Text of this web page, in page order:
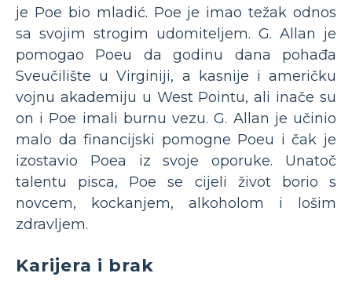
je Poe bio mladić. Poe je imao težak odnos
sa svojim strogim udomiteljem. G. Allan je
pomogao Poeu da godinu dana pohađa
Sveučilište u Virginiji, a kasnije i američku
vojnu akademiju u West Pointu, ali inače su
on i Poe imali burnu vezu. G. Allan je učinio
malo da financijski pomogne Poeu i čak je
izostavio Poea iz svoje oporuke. Unatoč
talentu pisca, Poe se cijeli život borio s
novcem, kockanjem, alkoholom i lošim
zdravljem.
Karijera i brak